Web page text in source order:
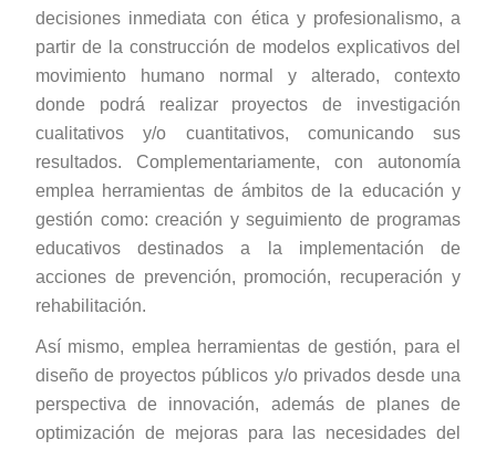
decisiones inmediata con ética y profesionalismo, a
partir de la construcción de modelos explicativos del
movimiento humano normal y alterado, contexto
donde podrá realizar proyectos de investigación
cualitativos y/o cuantitativos, comunicando sus
resultados. Complementariamente, con autonomía
emplea herramientas de ámbitos de la educación y
gestión como: creación y seguimiento de programas
educativos destinados a la implementación de
acciones de prevención, promoción, recuperación y
rehabilitación.
Así mismo, emplea herramientas de gestión, para el
diseño de proyectos públicos y/o privados desde una
perspectiva de innovación, además de planes de
optimización de mejoras para las necesidades del